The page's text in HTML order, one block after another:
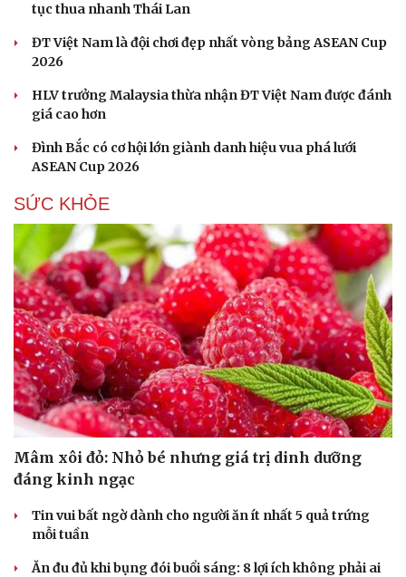
tục thua nhanh Thái Lan
ĐT Việt Nam là đội chơi đẹp nhất vòng bảng ASEAN Cup
2026
HLV trưởng Malaysia thừa nhận ĐT Việt Nam được đánh
giá cao hơn
Đình Bắc có cơ hội lớn giành danh hiệu vua phá lưới
ASEAN Cup 2026
SỨC KHỎE
Mâm xôi đỏ: Nhỏ bé nhưng giá trị dinh dưỡng
đáng kinh ngạc
Tin vui bất ngờ dành cho người ăn ít nhất 5 quả trứng
mỗi tuần
Ăn đu đủ khi bụng đói buổi sáng: 8 lợi ích không phải ai